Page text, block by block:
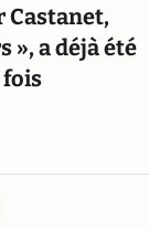
Castanet,
», a déjà été